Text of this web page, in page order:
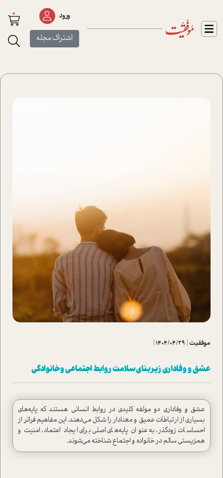
ورود
اشتراک مجله
0
موفقیت|
1404/04/29
|
عشق و وفاداری زیربنای سلامت روابط اجتماعی و خانوادگی
عشق و وفاداری دو مولفه کلیدی در روابط انسانی هستند که پایه‌های
بسیاری از ارتباطات عمیق و معنادار را شکل می‌دهند. این مفاهیم فراتر از
احساسات زودگذر، به عنوان پایه‌های اصلی برای ایجاد اعتماد، امنیت و
همزیستی سالم در خانواده و اجتماع شناخته می‌شوند.